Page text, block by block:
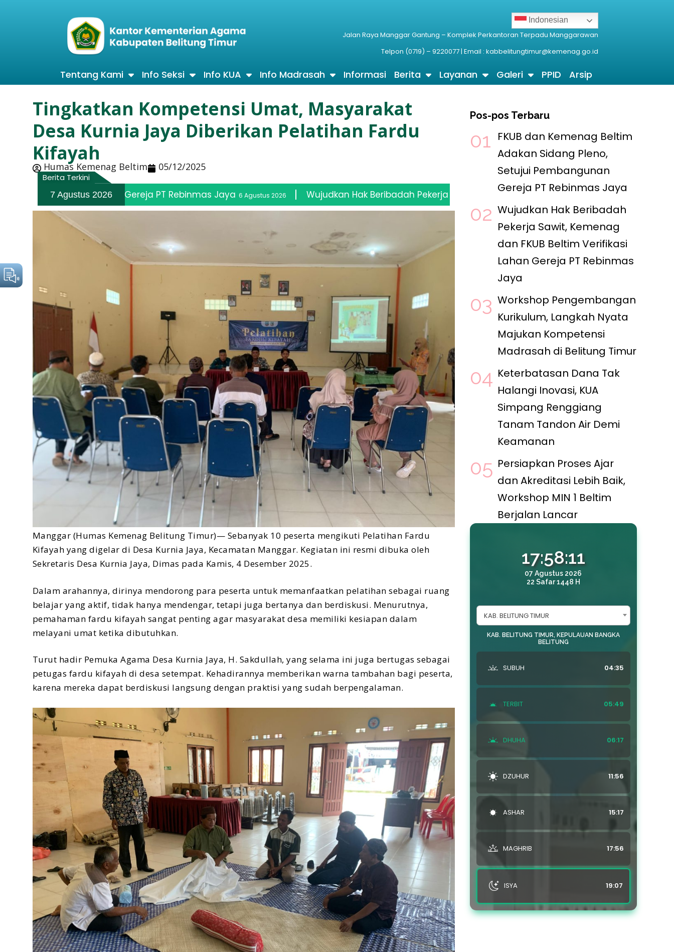
Jalan Raya Manggar Gantung – Komplek Perkantoran Terpadu Manggarawan
Telpon (0719) – 9220077 | Email : kabbelitungtimur@kemenag.go.id
Indonesian
Tentang Kami Info Seksi Info KUA Info Madrasah Informasi Berita Layanan Galeri PPID Arsip
Tingkatkan Kompetensi Umat, Masyarakat
Desa Kurnia Jaya Diberikan Pelatihan Fardu
Kifayah
Humas Kemenag Beltim 05/12/2025
Berita Terkini
7 Agustus 2026
Gereja PT Rebinmas Jaya 6 Agustus 2026 Wujudkan Hak Beribadah Pekerja Sawit, Kemenag Dan FKUB Beltim Verifikasi Lahan Gereja PT Rebinmas
Manggar (Humas Kemenag Belitung Timur)— Sebanyak 10 peserta mengikuti Pelatihan Fardu
Kifayah yang digelar di Desa Kurnia Jaya, Kecamatan Manggar. Kegiatan ini resmi dibuka oleh
Sekretaris Desa Kurnia Jaya, Dimas pada Kamis, 4 Desember 2025.
Dalam arahannya, dirinya mendorong para peserta untuk memanfaatkan pelatihan sebagai ruang
belajar yang aktif, tidak hanya mendengar, tetapi juga bertanya dan berdiskusi. Menurutnya,
pemahaman fardu kifayah sangat penting agar masyarakat desa memiliki kesiapan dalam
melayani umat ketika dibutuhkan.
Turut hadir Pemuka Agama Desa Kurnia Jaya, H. Sakdullah, yang selama ini juga bertugas sebagai
petugas fardu kifayah di desa setempat. Kehadirannya memberikan warna tambahan bagi peserta,
karena mereka dapat berdiskusi langsung dengan praktisi yang sudah berpengalaman.
Pos-pos Terbaru
FKUB dan Kemenag Beltim
Adakan Sidang Pleno,
Setujui Pembangunan
Gereja PT Rebinmas Jaya
Wujudkan Hak Beribadah
Pekerja Sawit, Kemenag
dan FKUB Beltim Verifikasi
Lahan Gereja PT Rebinmas
Jaya
Workshop Pengembangan
Kurikulum, Langkah Nyata
Majukan Kompetensi
Madrasah di Belitung Timur
Keterbatasan Dana Tak
Halangi Inovasi, KUA
Simpang Renggiang
Tanam Tandon Air Demi
Keamanan
Persiapkan Proses Ajar
dan Akreditasi Lebih Baik,
Workshop MIN 1 Beltim
Berjalan Lancar
17:58:13
07 Agustus 2026
22 Safar 1448 H
KAB. BELITUNG TIMUR
KAB. BELITUNG TIMUR, KEPULAUAN BANGKA
BELITUNG
SUBUH 04:35
TERBIT 05:49
DHUHA 06:17
DZUHUR 11:56
ASHAR 15:17
MAGHRIB 17:56
ISYA 19:07